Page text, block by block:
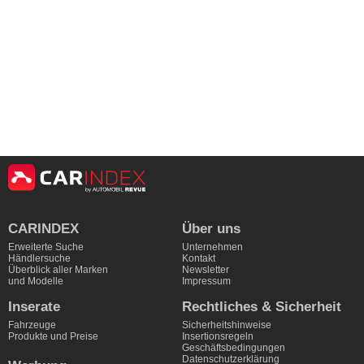
CARINDEX
Erweiterte Suche
Händlersuche
Überblick aller Marken
und Modelle
Über uns
Unternehmen
Kontakt
Newsletter
Impressum
Inserate
Fahrzeuge
Produkte und Preise
Rechtliches & Sicherheit
Sicherheitshinweise
Insertionsregeln
Geschäftsbedingungen
Datenschutzerklärung